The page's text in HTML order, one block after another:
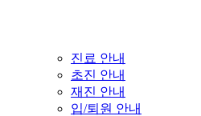
진료 안내
초진 안내
재진 안내
입/퇴원 안내